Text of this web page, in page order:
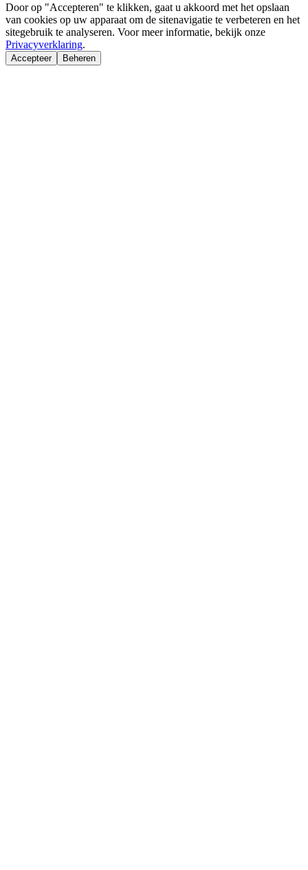
Door op "Accepteren" te klikken, gaat u akkoord met het opslaan
van cookies op uw apparaat om de sitenavigatie te verbeteren en het
sitegebruik te analyseren. Voor meer informatie, bekijk onze
Privacyverklaring.
Accepteer Beheren